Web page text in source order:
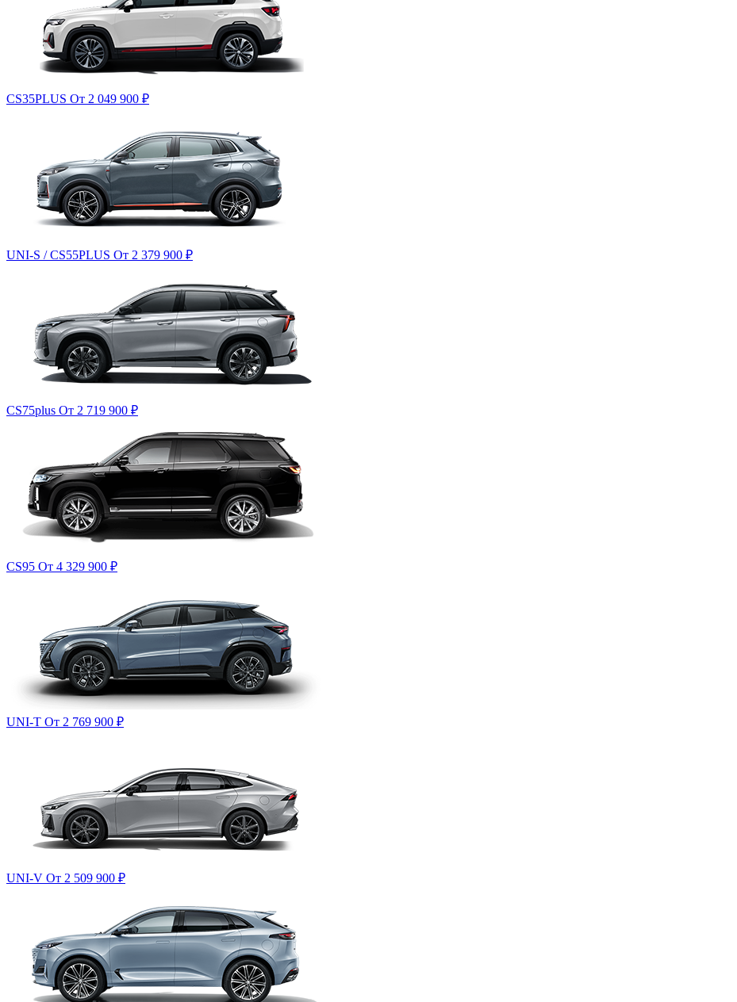
CS35PLUS От 2 049 900 ₽
UNI-S / CS55PLUS От 2 379 900 ₽
CS75plus От 2 719 900 ₽
CS95 От 4 329 900 ₽
UNI-T От 2 769 900 ₽
UNI-V От 2 509 900 ₽